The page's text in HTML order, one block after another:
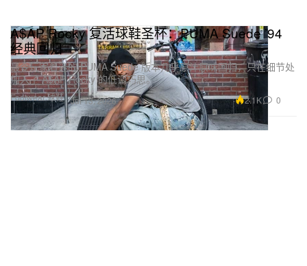
Footwear 球鞋
A$AP Rocky 复活球鞋圣杯：PUMA Suede ’94
经典回归
最令玩家着迷的 PUMA Suede 版本几乎原汁原味回归，只在细节处
加入了 A$AP Rocky 的低调巧思。
Jul 13, 2026 2.1K 0